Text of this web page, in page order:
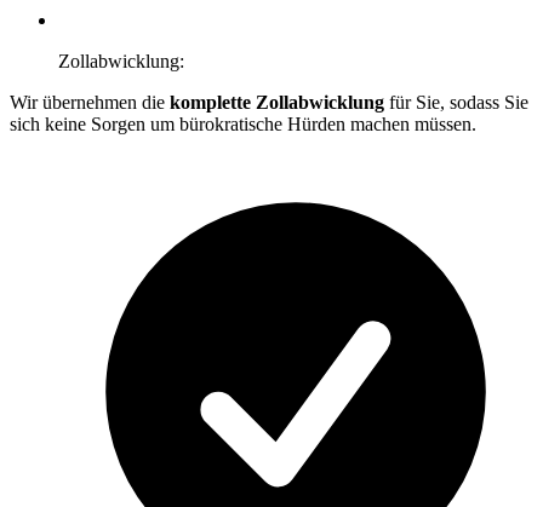
Zollabwicklung:
Wir übernehmen die komplette Zollabwicklung für Sie, sodass Sie
sich keine Sorgen um bürokratische Hürden machen müssen.